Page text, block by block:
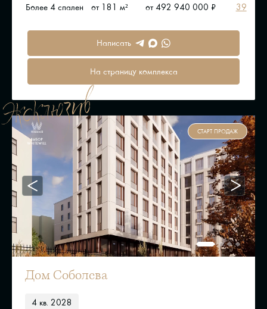
Более 4 спален
от 181 м² от 492 940 000 ₽ 39
Написать
На страницу комплекса
СТАРТ ПРОДАЖ
Дом Соболева
4 кв. 2028